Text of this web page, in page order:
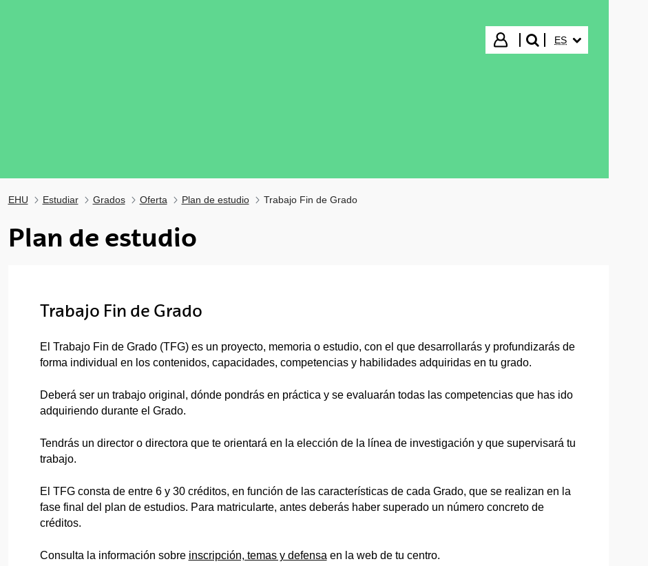
Iniciar sesión
buscar"
ES
subpáginas
EHU Estudiar Grados Oferta Plan de estudio Trabajo Fin de Grado
Plan de estudio
Trabajo Fin de Grado
El Trabajo Fin de Grado (TFG) es un proyecto, memoria o estudio, con el que desarrollarás y profundizarás de
forma individual en los contenidos, capacidades, competencias y habilidades adquiridas en tu grado.
Deberá ser un trabajo original, dónde pondrás en práctica y se evaluarán todas las competencias que has ido
adquiriendo durante el Grado.
Tendrás un director o directora que te orientará en la elección de la línea de investigación y que supervisará tu
trabajo.
El TFG consta de entre 6 y 30 créditos, en función de las características de cada Grado, que se realizan en la
fase final del plan de estudios. Para matricularte, antes deberás haber superado un número concreto de
créditos.
Consulta la información sobre inscripción, temas y defensa en la web de tu centro.